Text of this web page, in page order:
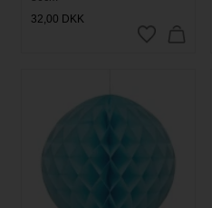
32,00 DKK